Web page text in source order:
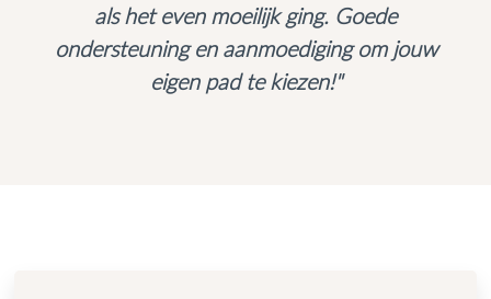
als het even moeilijk ging. Goede
ondersteuning en aanmoediging om jouw
eigen pad te kiezen!"